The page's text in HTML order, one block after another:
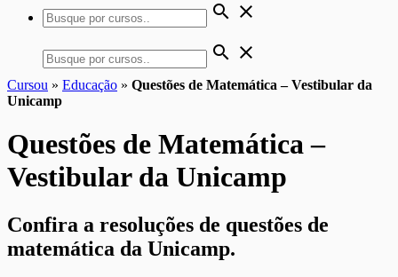
search close
search close
Cursou » Educação » Questões de Matemática – Vestibular da
Unicamp
Questões de Matemática –
Vestibular da Unicamp
Confira a resoluções de questões de
matemática da Unicamp.